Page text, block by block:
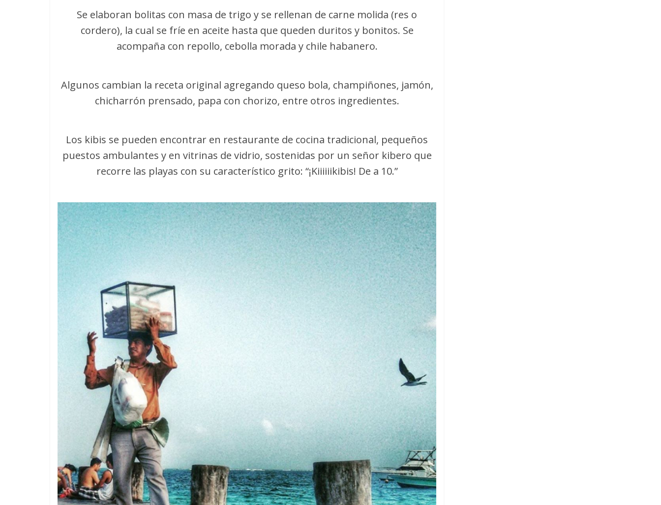
Se elaboran bolitas con masa de trigo y se rellenan de carne molida (res o
cordero), la cual se fríe en aceite hasta que queden duritos y bonitos. Se
acompaña con repollo, cebolla morada y chile habanero.
Algunos cambian la receta original agregando queso bola, champiñones, jamón,
chicharrón prensado, papa con chorizo, entre otros ingredientes.
Los kibis se pueden encontrar en restaurante de cocina tradicional, pequeños
puestos ambulantes y en vitrinas de vidrio, sostenidas por un señor kibero que
recorre las playas con su característico grito: “¡Kiiiiiikibis! De a 10.”